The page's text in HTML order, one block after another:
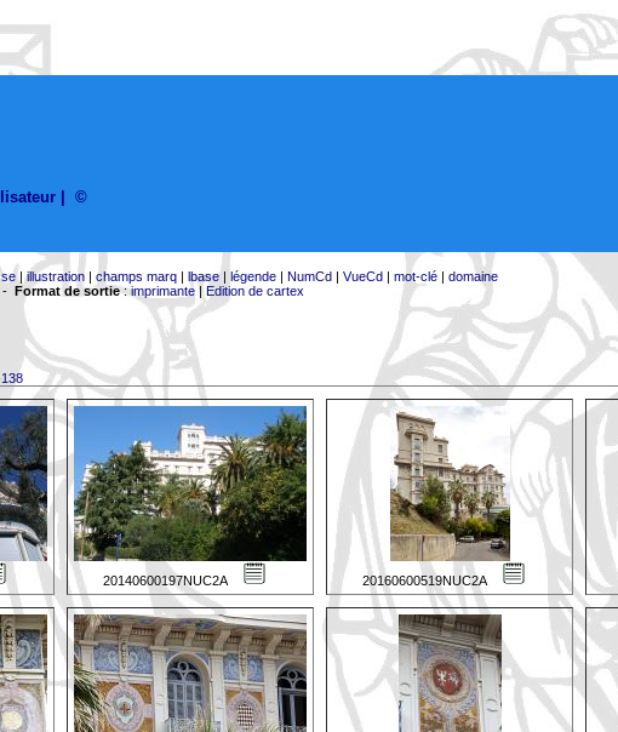
©
|illustration| champs marq| lbase| légende| NumCd| VueCd| mot-clé| domaine
- Format de sortie:imprimante| Edition de cartex
20140600197NUC2A 20160600519NUC2A